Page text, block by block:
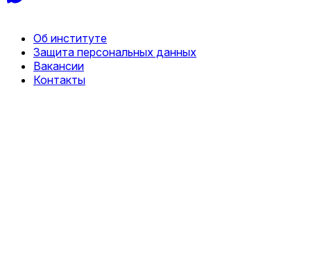
Об институте
Защита персональных данных
Вакансии
Контакты